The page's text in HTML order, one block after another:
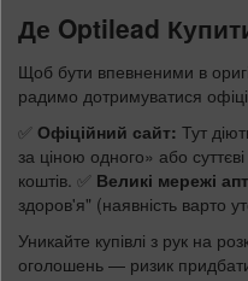
Де Optilead
Щоб бути впевненими в
радимо дотримуватися
✅ Офіційний сайт: Тут
за ціною одного» або
коштів. ✅ Великі мережі
здоров'я" (наявність варто
Уникайте купівлі з рук на
оголошень — ризик